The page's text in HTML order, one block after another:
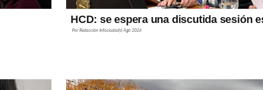
HCD: se espera una discutida sesión
Por Redacción Infociudad6 Ago 2026